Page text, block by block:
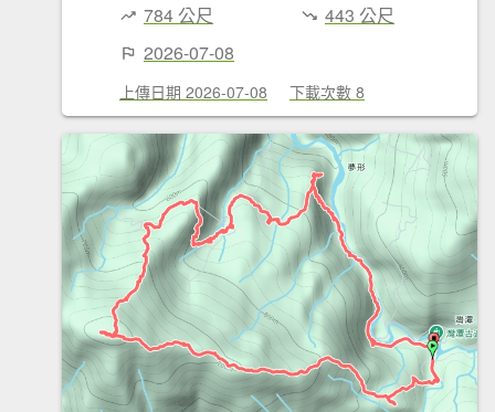
784 公尺
443 公尺
2026-07-08
上傳日期 2026-07-08 下載次數 8